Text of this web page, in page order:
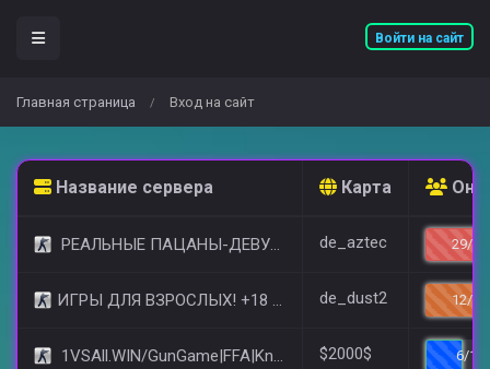
Войти на сайт
Главная страница / Вход на сайт
Название сервера Карта
РЕАЛЬНЫЕ ПАЦАНЫ-ДЕВУШКИ 18+ [STEAM BONUS] de_aztec 29/32
​ИГРЫ ДЛЯ ВЗРОСЛЫХ! +18 © (FREE VIP) de_dust2 12/16
1VSAll.WIN/GunGame|FFA|KnIfE MoD $2000$ 6/14